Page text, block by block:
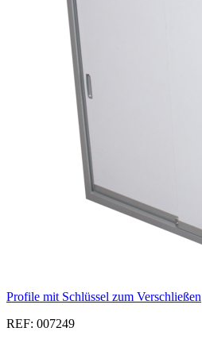
Profile mit Schlüssel zum Verschließen
REF: 007249